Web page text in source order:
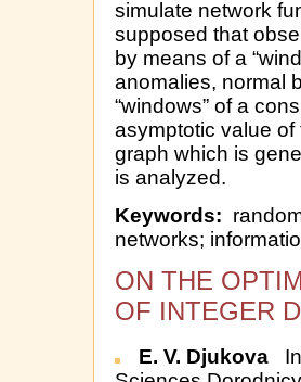
simulate network
supposed that
by means of a
anomalies, normal
“windows” of a
asymptotic value
graph which is
is analyzed.
Keywords:
networks;
ON THE
OF INTEGER
E. V. Djukova